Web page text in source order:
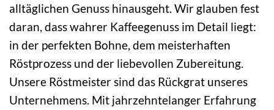
alltäglichen Genuss hinausgeht. Wir glauben fest
daran, dass wahrer Kaffeegenuss im Detail liegt:
in der perfekten Bohne, dem meisterhaften
Röstprozess und der liebevollen Zubereitung.
Unsere Röstmeister sind das Rückgrat unseres
Unternehmens. Mit jahrzehntelanger Erfahrung